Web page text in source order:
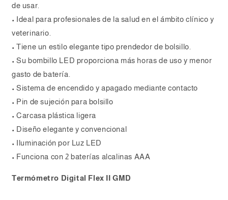
de usar.
• Ideal para profesionales de la salud en el ámbito clínico y
veterinario.
• Tiene un estilo elegante tipo prendedor de bolsillo.
• Su bombillo LED proporciona más horas de uso y menor
gasto de batería.
• Sistema de encendido y apagado mediante contacto
• Pin de sujeción para bolsillo
• Carcasa plástica ligera
• Diseño elegante y convencional
• Iluminación por Luz LED
• Funciona con 2 baterías alcalinas AAA
Termómetro Digital Flex II GMD